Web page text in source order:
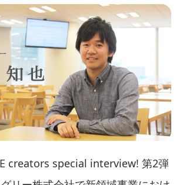
creators special interview! 第2弾